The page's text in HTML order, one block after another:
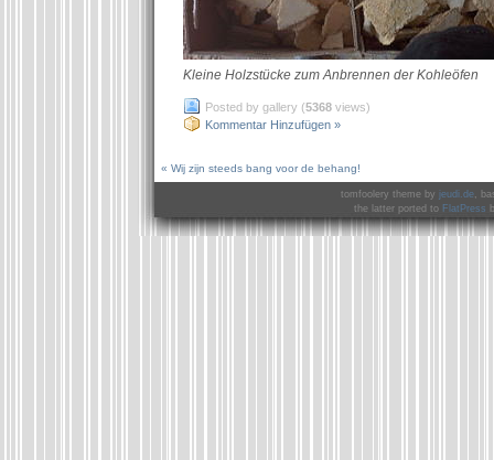
Kleine Holzstücke zum Anbrennen der Kohleöfen
Posted by gallery (5368 views)
Kommentar Hinzufügen »
« Wij zijn steeds bang voor de behang!
tomfoolery theme by jeudi.de,
the latter ported to FlatPress